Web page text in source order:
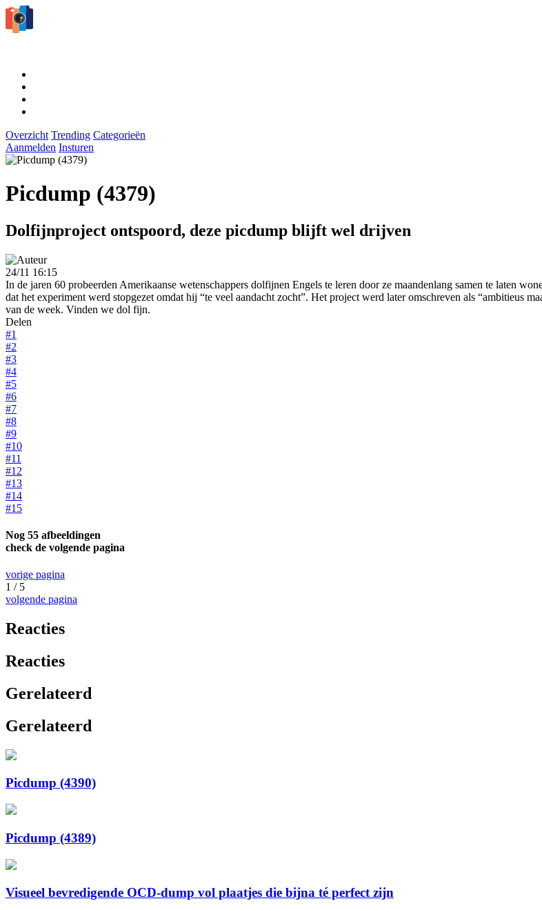
Overzicht Trending Categorieën
Aanmelden Insturen
Picdump (4379)
Dolfijnproject ontspoord, deze picdump blijft wel drijven
24/11 16:15
In de jaren 60 probeerden Amerikaanse wetenschappers dolfijnen Engels te leren door ze maandenlang samen te laten
dat het experiment werd stopgezet omdat hij “te veel aandacht zocht”. Het project werd later omschreven als “ambitieus
van de week. Vinden we dol fijn.
Delen
#1
#2
#3
#4
#5
#6
#7
#8
#9
#10
#11
#12
#13
#14
#15
Nog 55 afbeeldingen
check de volgende pagina
vorige pagina
1 / 5
volgende pagina
Reacties
Reacties
Gerelateerd
Gerelateerd
Picdump (4390)
Picdump (4389)
Visueel bevredigende OCD-dump vol plaatjes die bijna té perfect zijn